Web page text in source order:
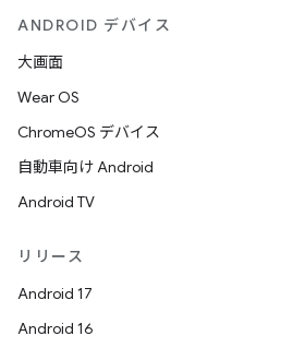
ANDROID デバイス
大画面
Wear OS
ChromeOS デバイス
自動車向け Android
Android TV
リリース
Android 17
Android 16